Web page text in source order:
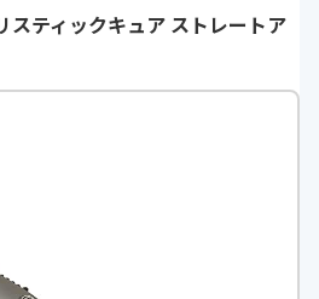
ティックキュア ストレートア